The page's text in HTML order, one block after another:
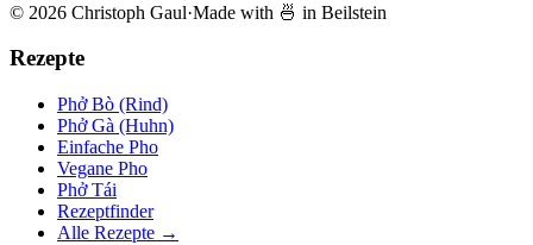
© 2026 Christoph Gaul·Made with 🍜 in Beilstein
Rezepte
Phở Bò (Rind)
Phở Gà (Huhn)
Einfache Pho
Vegane Pho
Phở Tái
Rezeptfinder
Alle Rezepte →